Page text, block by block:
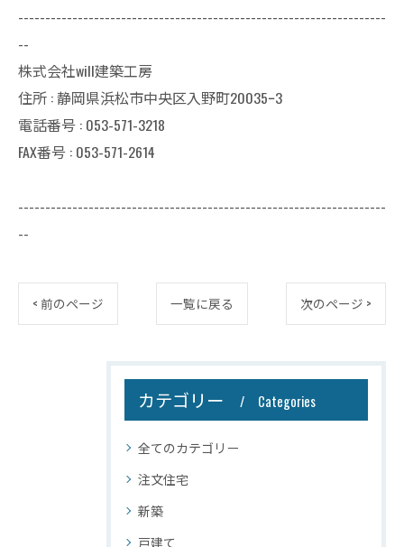
--------------------------------------------------------------------
--
株式会社will建築工房
住所 : 静岡県浜松市中央区入野町20035ｰ3
電話番号 : 053-571-3218
FAX番号 : 053-571-2614
--------------------------------------------------------------------
--
< 前のページ 一覧に戻る 次のページ >
カテゴリー Categories
全てのカテゴリー
注文住宅
新築
戸建て